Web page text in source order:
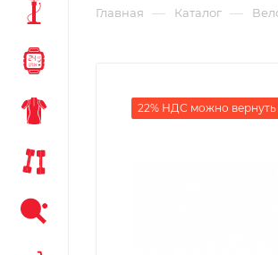
Главная — Каталог —
22% НДС можно